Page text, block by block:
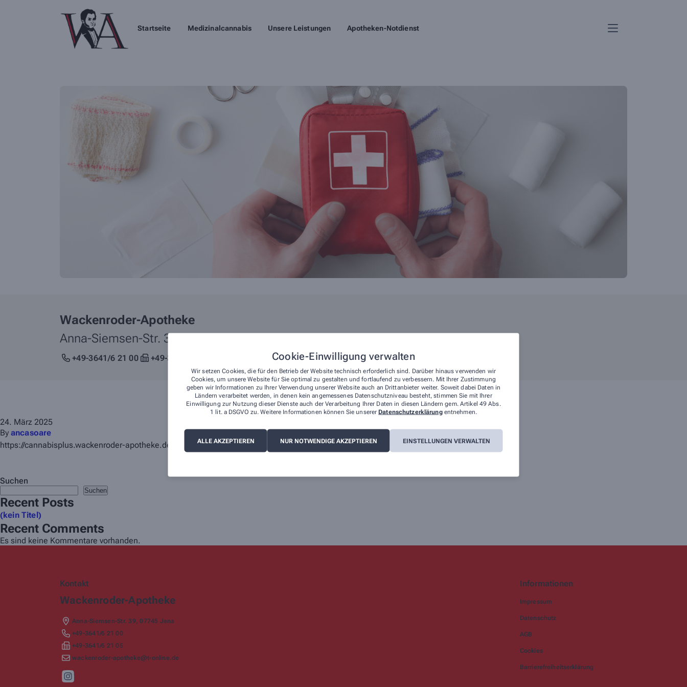
Cookie-Einwilligung verwalten
Wir setzen Cookies, die für den Betrieb der Website technisch erforderlich sind. Darüber hinaus verwenden wir
Cookies, um unsere Website für Sie optimal zu gestalten und fortlaufend zu verbessern. Mit Ihrer Zustimmung
geben wir Informationen zu Ihrer Verwendung unserer Website auch an Drittanbieter weiter. Soweit dabei Daten in
Ländern verarbeitet werden, in denen kein angemessenes Datenschutzniveau besteht, stimmen Sie mit Ihrer
Einwilligung zur Nutzung dieser Dienste auch der Verarbeitung Ihrer Daten in diesen Ländern gem. Artikel 49 Abs.
1 lit. a DSGVO zu. Weitere Informationen können Sie unserer Datenschutzerklärungentnehmen.
ALLE AKZEPTIEREN NUR NOTWENDIGE AKZEPTIEREN EINSTELLUNGEN VERWALTEN
Startseite Medizinalcannabis Unsere Leistungen Apotheken-Notdienst
Wackenroder-Apotheke
Anna-Siemsen-Str. 39,
+49-3641/6 21 00 +49-3641/6 21 05 wackenroder-apotheke@t-online.de
24. März 2025
By ancasoare
https://cannabisplus.wackenroder-apotheke.de/?utm_source=pl
Suchen
Suchen
Recent Posts
(kein Titel)
Recent Comments
Es sind keine Kommentare vorhanden.
Kontakt
Wackenroder-Apotheke
Anna-Siemsen-Str. 39,07745 Jena
+49-3641/6 21 00
+49-3641/6 21 05
wackenroder-apotheke@t-online.de
Informationen
Impressum
Datenschutz
AGB
Cookies
Barrierefreiheitserklärung